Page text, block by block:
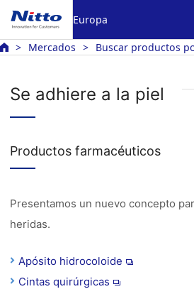
Europa
Mercados Buscar productos
Se adhiere a la piel
Productos farmacéuticos
Presentamos un nuevo concepto
heridas.
Apósito hidrocoloide
Cintas quirúrgicas